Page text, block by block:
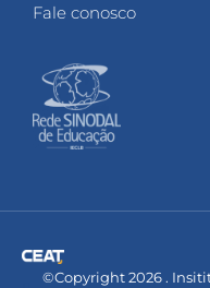
Fale conosco
©Copyright 2026 .